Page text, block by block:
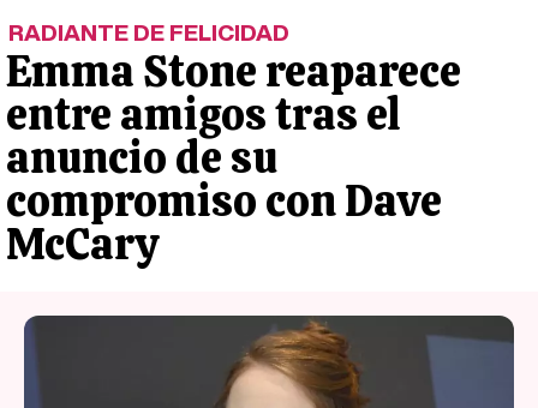
RADIANTE DE FELICIDAD
Emma Stone reaparece
entre amigos tras el
anuncio de su
compromiso con Dave
McCary